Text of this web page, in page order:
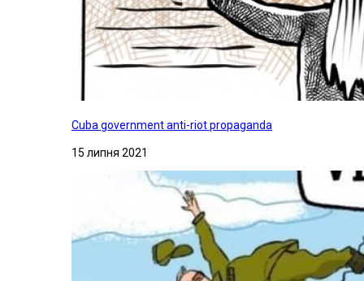
Cuba government anti-riot propaganda
15 липня 2021